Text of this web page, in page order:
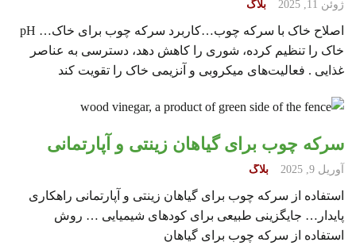
ژوئن 11, 2025 بلاگ
اصلاح خاک با سرکه چوب…کاربرد سرکه چوب برای خاک… pH
خاک را تنظیم کرده، شوری را کاهش دهد، دسترسی به عناصر
غذایی . فعالیت‌های میکروبی و آنزیمی خاک را تقویت کند
سرکه چوب برای گیاهان زینتی و آپارتمانی
آوریل 9, 2025 بلاگ
استفاده از سرکه چوب برای گیاهان زینتی و آپارتمانی راهکاری
پایدار… جایگزینی طبیعی برای کودهای شیمیایی … روش
استفاده از سرکه چوب برای گیاهان